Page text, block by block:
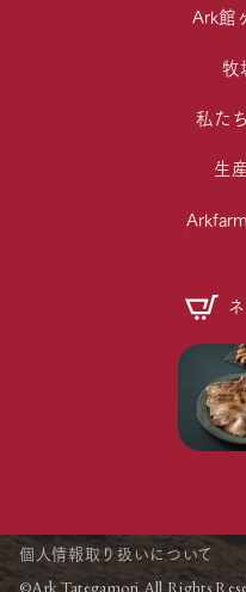
Ark館
牧
私た
生
個人情報取り扱いについて
©Ark Tategamori All Rights